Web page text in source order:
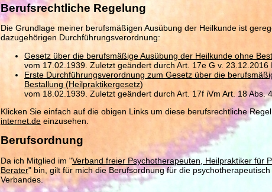
Berufsrechtliche Regelung
Die Grundlage meiner berufsmäßigen Ausübung der Heilkunde ist
dazugehörigen Durchführungsverordnung:
Gesetz über die berufsmäßige Ausübung der Heilkunde ohne
vom 17.02.1939. Zuletzt geändert durch Art. 17e G v. 23.12.2016
Erste Durchführungsverordnung zum Gesetz über die
Bestallung (Heilpraktikergesetz)
vom 18.02.1939. Zuletzt geändert durch Art. 17f iVm Art. 18 Abs.
Klicken Sie einfach auf die obigen Links um diese berufsrechtliche
internet.de einzusehen.
Berufsordnung
Da ich Mitglied im "Verband freier Psychotherapeuten, Heilpraktiker für
Berater" bin, gilt für mich die Berufsordnung für die
Verbandes.